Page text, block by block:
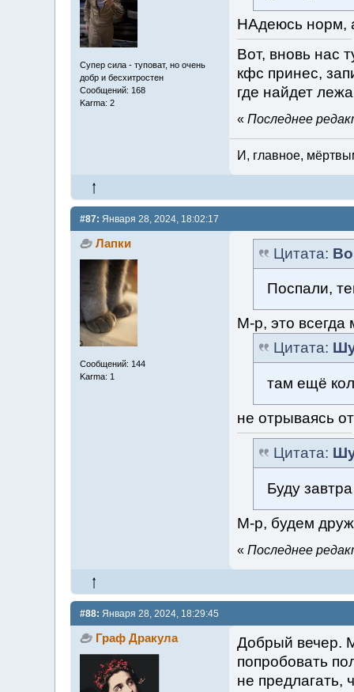
Супер сила - туповат, но очень
добр и бесхитростен
Сообщений: 168
Karma: 2
НАдеюсь норм,
Вот, вновь нас
кфс принес,
где найдет
« Последнее
И, главное,
#87: Января 28, 2024, 18:02:17
Лапки
Сообщений: 144
Karma: 1
Цитата:
Поспали,
М-р, это всегда
Цитата:
там ещё
не отрываясь
Цитата:
Буду
М-р, будем
« Последнее
#88: Января 28, 2024, 18:29:45
Граф Дракула
Добрый вечер.
попробовать
не предлагать,